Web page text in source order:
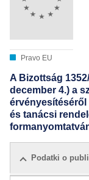
Pravo EU
A Bizottság
december 4.) a
érvényesítéséről
és tanácsi
Podatki o